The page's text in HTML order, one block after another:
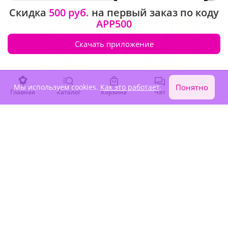
Главная Каталог Корзина Чат Войти
Скидка 500 руб. на первый заказ по коду
APP500
Скачать приложение
Мы используем cookies. Как это работает. Понятно